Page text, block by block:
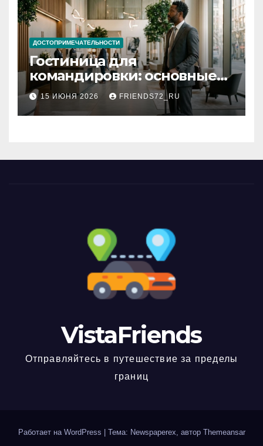
ДОСТОПРИМЕЧАТЕЛЬНОСТИ
Гостиница для
командировки: основные
критерии выбора
15 ИЮНЯ 2026 FRIENDS72_RU
VistaFriends
Отправляйтесь в путешествие за пределы
границ
Работает на WordPress Тема: Newspaperex, автор Themeansar